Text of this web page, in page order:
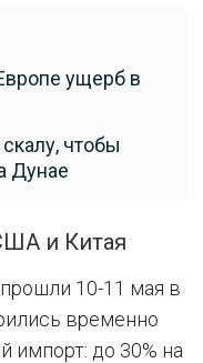
ущерб в
чтобы
Дунае
и Китая
10-11 мая в
временно
импорт: до 30% на